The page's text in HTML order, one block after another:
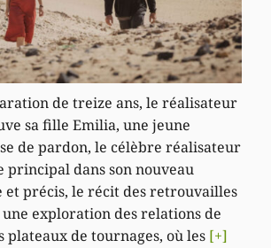
de treize ans, le réalisateur
sa fille Emilia, une jeune
de pardon, le célèbre réalisateur
dans son nouveau
et précis, le récit des retrouvailles
exploration des relations de
plateaux de tournages, où les [+]